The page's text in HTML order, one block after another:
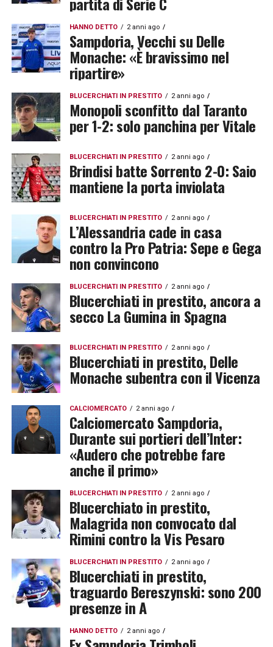
HANNO DETTO 2 anni ago
Sampdoria, Vecchi su Delle
Monache: «È bravissimo nel
ripartire»
BLUCERCHIATI IN PRESTITO 2 anni ago
Monopoli sconfitto dal Taranto
per 1-2: solo panchina per Vitale
BLUCERCHIATI IN PRESTITO 2 anni ago
Brindisi batte Sorrento 2-0: Saio
mantiene la porta inviolata
BLUCERCHIATI IN PRESTITO 2 anni ago
L’Alessandria cade in casa
contro la Pro Patria: Sepe e Gega
non convincono
BLUCERCHIATI IN PRESTITO 2 anni ago
Blucerchiati in prestito, ancora a
secco La Gumina in Spagna
BLUCERCHIATI IN PRESTITO 2 anni ago
Blucerchiati in prestito, Delle
Monache subentra con il Vicenza
CALCIOMERCATO 2 anni ago
Calciomercato Sampdoria,
Durante sui portieri dell’Inter:
«Audero che potrebbe fare
anche il primo»
BLUCERCHIATI IN PRESTITO 2 anni ago
Blucerchiato in prestito,
Malagrida non convocato dal
Rimini contro la Vis Pesaro
BLUCERCHIATI IN PRESTITO 2 anni ago
Blucerchiati in prestito,
traguardo Bereszynski: sono 200
presenze in A
HANNO DETTO 2 anni ago